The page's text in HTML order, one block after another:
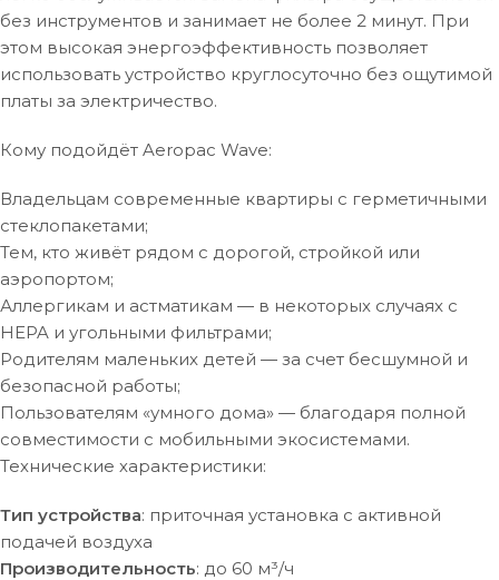
без инструментов и занимает не более 2 минут. При
этом высокая энергоэффективность позволяет
использовать устройство круглосуточно без ощутимой
платы за электричество.
Кому подойдёт Aeropac Wave:
Владельцам современные квартиры с герметичными
стеклопакетами;
Тем, кто живёт рядом с дорогой, стройкой или
аэропортом;
Аллергикам и астматикам — в некоторых случаях с
HEPA и угольными фильтрами;
Родителям маленьких детей — за счет бесшумной и
безопасной работы;
Пользователям «умного дома» — благодаря полной
совместимости с мобильными экосистемами.
Технические характеристики:
Тип устройства: приточная установка с активной
подачей воздуха
Производительность: до 60 м³/ч